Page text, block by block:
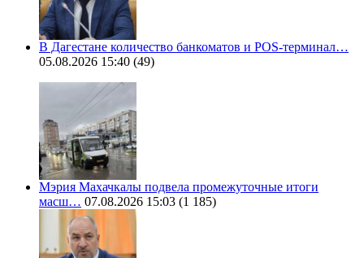
В Дагестане количество банкоматов и POS-терминал…
05.08.2026 15:40 (49)
Мэрия Махачкалы подвела промежуточные итоги
масш… 07.08.2026 15:03 (1 185)